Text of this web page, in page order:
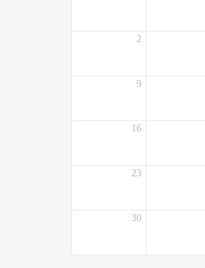
2
9
16
23
30